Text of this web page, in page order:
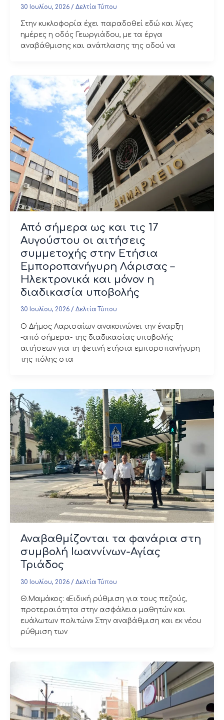
30 Ιουλίου, 2026 / Δελτία Τύπου
Στην κυκλοφορία έχει παραδοθεί εδώ και λίγες
ημέρες η οδός Γεωργιάδου, με τα έργα
αναβάθμισης και ανάπλασης της οδού να
Από σήμερα ως και τις 17
Αυγούστου οι αιτήσεις
συμμετοχής στην Ετήσια
Εμποροπανήγυρη Λάρισας –
Ηλεκτρονικά και μόνον η
διαδικασία υποβολής
30 Ιουλίου, 2026 / Δελτία Τύπου
Ο Δήμος Λαρισαίων ανακοινώνει την έναρξη
-από σήμερα- της διαδικασίας υποβολής
αιτήσεων για τη φετινή ετήσια εμποροπανήγυρη
της πόλης στα
Αναβαθμίζονται τα φανάρια στη
συμβολή Ιωαννίνων-Αγίας
Τριάδος
30 Ιουλίου, 2026 / Δελτία Τύπου
Θ.Μαμάκος: «Ειδική ρύθμιση για τους πεζούς,
προτεραιότητα στην ασφάλεια μαθητών και
ευάλωτων πολιτών» Στην αναβάθμιση και εκ νέου
ρύθμιση των